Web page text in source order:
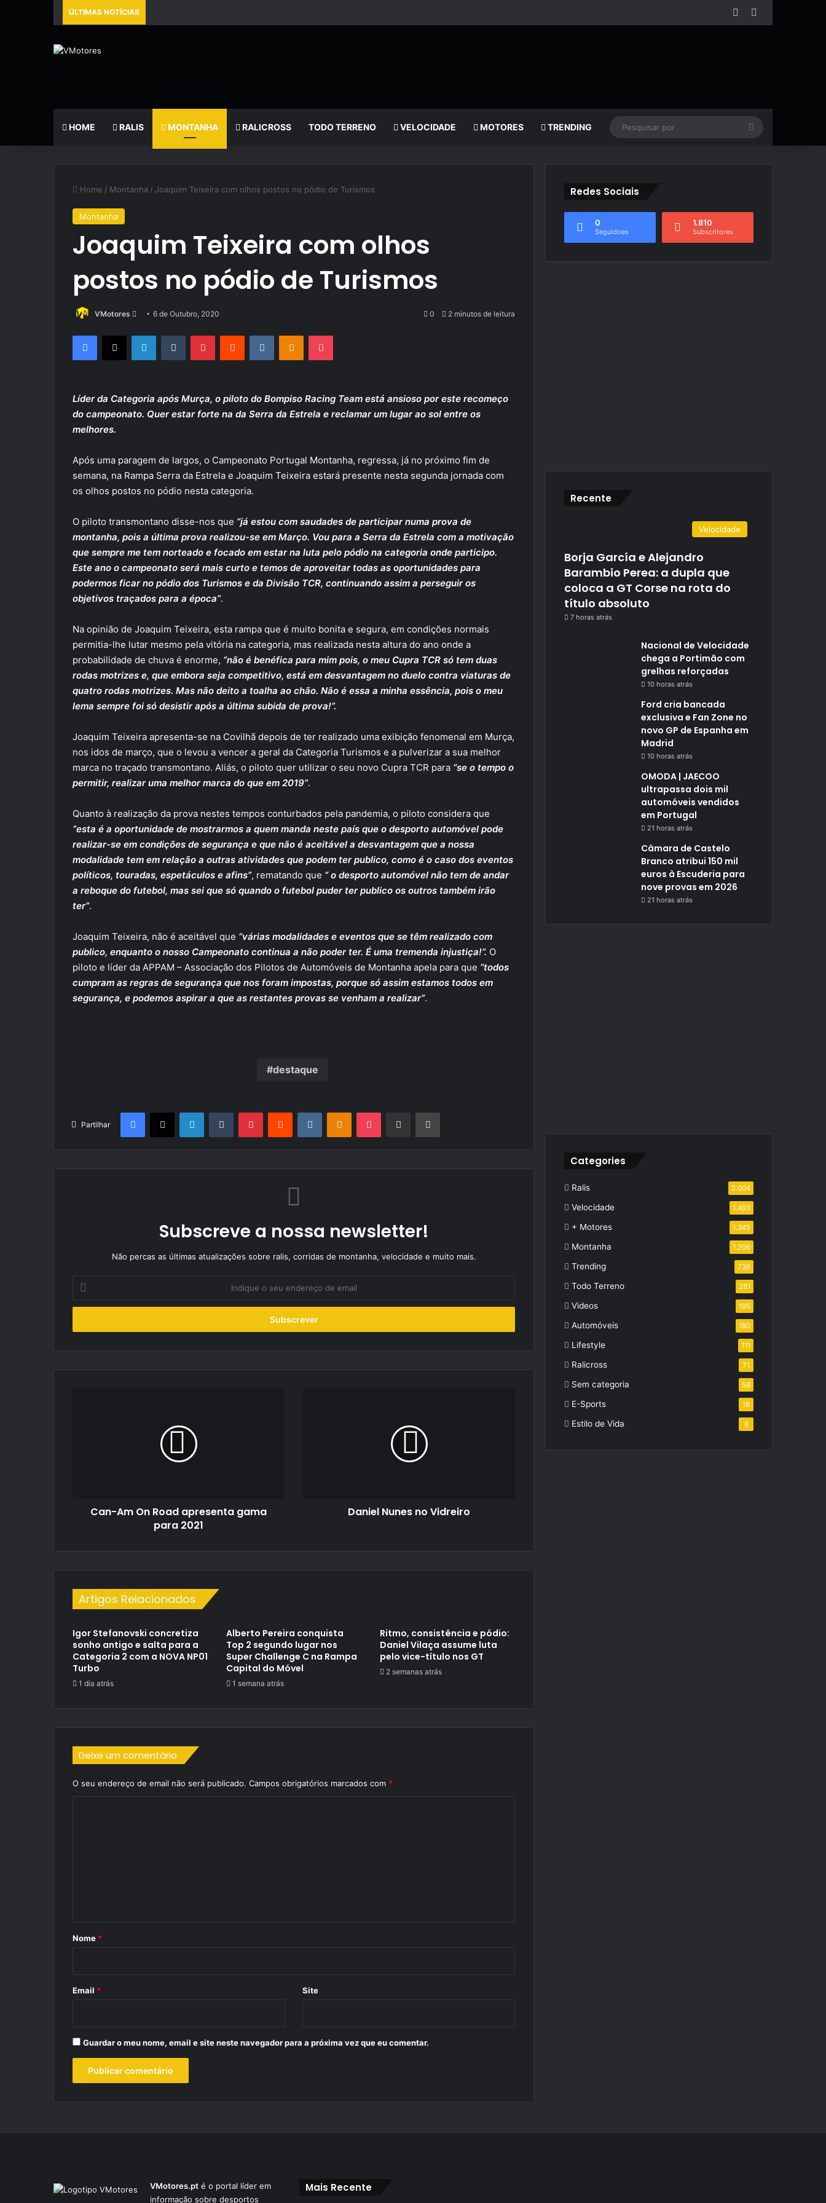
ÚLTIMAS NOTÍCIAS Facebook
HOME RALIS MONTANHA RALICROSS TODO TERRENO VELOCIDADE MOTORES TRENDING
Pesquisar
Home / Montanha / Joaquim Teixeira com olhos postos no pódio de Turismos
Montanha
Joaquim Teixeira com olhos
postos no pódio de Turismos
VMotores
Send
email
6 de Outubro, 2020 0 2 minutos de leitura
Facebook
X LinkedInTumblr PinterestReddit VKontakteOdnoklassniki
Pocket
Líder da Categoria após Murça, o piloto do Bompiso Racing Team está ansioso por este recomeço
do campeonato. Quer estar forte na da Serra da Estrela e reclamar um lugar ao sol entre os
melhores.
Após uma paragem de largos, o Campeonato Portugal Montanha, regressa, já no próximo fim de
semana, na Rampa Serra da Estrela e Joaquim Teixeira estará presente nesta segunda jornada com
os olhos postos no pódio nesta categoria.
O piloto transmontano disse-nos que “já estou com saudades de participar numa prova de
montanha, pois a última prova realizou-se em Março. Vou para a Serra da Estrela com a motivação
que sempre me tem norteado e focado em estar na luta pelo pódio na categoria onde participo.
Este ano o campeonato será mais curto e temos de aproveitar todas as oportunidades para
podermos ficar no pódio dos Turismos e da Divisão TCR, continuando assim a perseguir os
objetivos traçados para a época”.
Na opinião de Joaquim Teixeira, esta rampa que é muito bonita e segura, em condições normais
permitia-lhe lutar mesmo pela vitória na categoria, mas realizada nesta altura do ano onde a
probabilidade de chuva é enorme, “não é benéfica para mim pois, o meu Cupra TCR só tem duas
rodas motrizes e, que embora seja competitivo, está em desvantagem no duelo contra viaturas de
quatro rodas motrizes. Mas não deito a toalha ao chão. Não é essa a minha essência, pois o meu
lema sempre foi só desistir após a última subida de prova!”.
Joaquim Teixeira apresenta-se na Covilhã depois de ter realizado uma exibição fenomenal em Murça,
nos idos de março, que o levou a vencer a geral da Categoria Turismos e a pulverizar a sua melhor
marca no traçado transmontano. Aliás, o piloto quer utilizar o seu novo Cupra TCR para “se o tempo o
permitir, realizar uma melhor marca do que em 2019”.
Quanto à realização da prova nestes tempos conturbados pela pandemia, o piloto considera que
“esta é a oportunidade de mostrarmos a quem manda neste país que o desporto automóvel pode
realizar-se em condições de segurança e que não é aceitável a desvantagem que a nossa
modalidade tem em relação a outras atividades que podem ter publico, como é o caso dos eventos
políticos, touradas, espetáculos e afins”, rematando que “ o desporto automóvel não tem de andar
a reboque do futebol, mas sei que só quando o futebol puder ter publico os outros também irão
ter”.
Joaquim Teixeira, não é aceitável que “várias modalidades e eventos que se têm realizado com
publico, enquanto o nosso Campeonato continua a não poder ter. É uma tremenda injustiça!“. O
piloto e líder da APPAM – Associação dos Pilotos de Automóveis de Montanha apela para que “todos
cumpram as regras de segurança que nos foram impostas, porque só assim estamos todos em
segurança, e podemos aspirar a que as restantes provas se venham a realizar”.
destaque
Partilhar
Facebook
X LinkedInTumblr PinterestReddit VKontakteOdnoklassniki
Pocket Partilhar Via Email Imprimir
Subscreve a nossa newsletter!
Não percas as últimas atualizações sobre ralis, corridas de montanha, velocidade e muito mais.
Indique
seu
de
Can-Am On Road apresenta gama
para 2021
Daniel Nunes no Vidreiro
Artigos Relacionados
Igor Stefanovski concretiza
sonho antigo e salta para a
Categoria 2 com a NOVA NP01
Turbo
1 dia atrás
Alberto Pereira conquista
Top 2 segundo lugar nos
Super Challenge C na Rampa
Capital do Móvel
1 semana atrás
Ritmo, consistência e pódio:
Daniel Vilaça assume luta
pelo vice-título nos GT
2 semanas atrás
Deixe um comentário
O seu endereço de email não será publicado. Campos obrigatórios marcados com *
r
*
Nome *
Email * Site
Guardar o meu nome, email e site neste navegador para a próxima vez que eu comentar.
Redes Sociais
0
Seguidoes
1.810
Subscritores
Recente
Velocidade
Borja García e Alejandro
Barambio Perea: a dupla que
coloca a GT Corse na rota do
título absoluto
7 horas atrás
Nacional de Velocidade
chega a Portimão com
grelhas reforçadas
10 horas atrás
Ford cria bancada
exclusiva e Fan Zone no
novo GP de Espanha em
Madrid
10 horas atrás
OMODA | JAECOO
ultrapassa dois mil
automóveis vendidos
em Portugal
21 horas atrás
Câmara de Castelo
Branco atribui 150 mil
euros à Escuderia para
nove provas em 2026
21 horas atrás
Categories
Ralis 2.004
Velocidade 1.493
+ Motores 1.345
Montanha 1.206
Trending 736
Todo Terreno 281
Videos 195
Automóveis 180
Lifestyle 111
Ralicross 71
Sem categoria 58
E-Sports 18
Estilo de Vida 8
VMotores.pt é o portal líder em
informação sobre desportos
Mais Recente